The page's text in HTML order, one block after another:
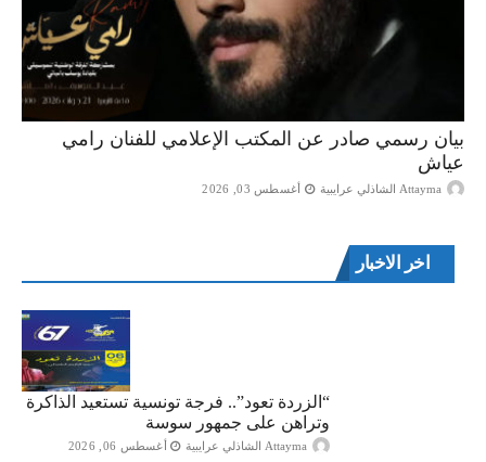
بيان رسمي صادر عن المكتب الإعلامي للفنان رامي
عياش
Attayma الشاذلي عرايبية أغسطس 03, 2026
اخر الاخبار
“الزردة تعود”.. فرجة تونسية تستعيد الذاكرة
وتراهن على جمهور سوسة
Attayma الشاذلي عرايبية أغسطس 06, 2026